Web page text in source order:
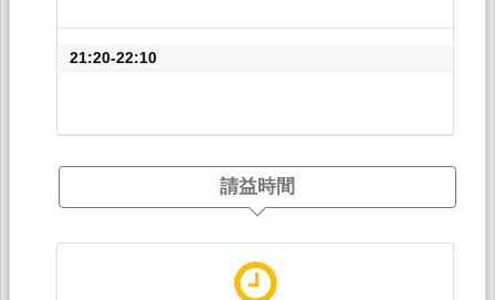
21:20-22:10
請益時間